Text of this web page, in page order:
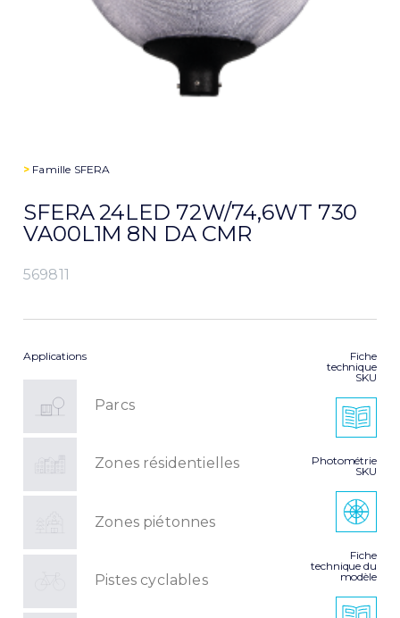
> Famille SFERA
SFERA 24LED 72W/74,6WT 730
VA00L1M 8N DA CMR
569811
Applications
Parcs
Zones résidentielles
Zones piétonnes
Pistes cyclables
Fiche
technique
SKU
Photométrie
SKU
Fiche
technique du
modèle